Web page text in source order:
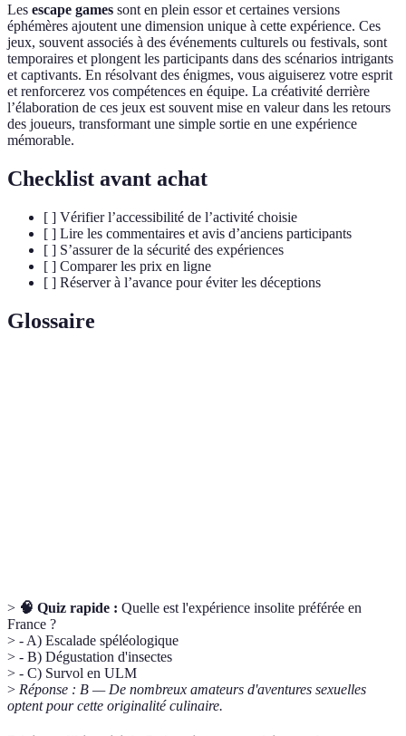
Les escape games sont en plein essor et certaines versions
éphémères ajoutent une dimension unique à cette expérience. Ces
jeux, souvent associés à des événements culturels ou festivals, sont
temporaires et plongent les participants dans des scénarios intrigants
et captivants. En résolvant des énigmes, vous aiguiserez votre esprit
et renforcerez vos compétences en équipe. La créativité derrière
l’élaboration de ces jeux est souvent mise en valeur dans les retours
des joueurs, transformant une simple sortie en une expérience
mémorable.
Checklist avant achat
[ ] Vérifier l’accessibilité de l’activité choisie
[ ] Lire les commentaires et avis d’anciens participants
[ ] S’assurer de la sécurité des expériences
[ ] Comparer les prix en ligne
[ ] Réserver à l’avance pour éviter les déceptions
Glossaire
> 🧠 Quiz rapide : Quelle est l'expérience insolite préférée en
France ?
> - A) Escalade spéléologique
> - B) Dégustation d'insectes
> - C) Survol en ULM
> Réponse : B — De nombreux amateurs d'aventures sexuelles
optent pour cette originalité culinaire.